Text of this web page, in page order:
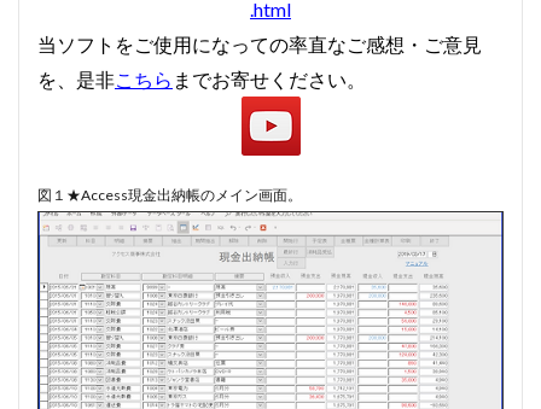
.html
当ソフトをご使用になっての率直なご感想・ご意見
を、是非こちら までお寄せください。
図１★Access現金出納帳のメイン画面。
#werckmeister
#wagner
#allemande #film
#concerto
#corelli
#couperin #delalande
#dowland
#comedy
#flutesonata
#gavotte
#Genaux #gigue
#Giustini
#goldbergvariations
#handel
#hotteterre
#jacquetdelaguerre
#jaroussky
#jazz
#composer
#clavier #kirkby
#bonporti
#amadeus
#bach
#bach #cantata